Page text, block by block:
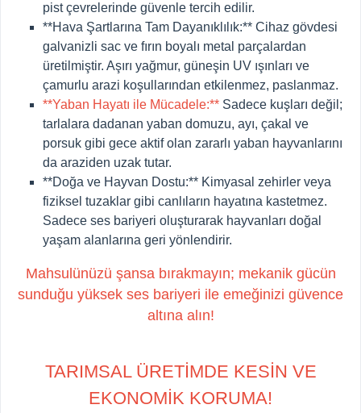
pist çevrelerinde güvenle tercih edilir.
**Hava Şartlarına Tam Dayanıklılık:** Cihaz gövdesi
galvanizli sac ve fırın boyalı metal parçalardan
üretilmiştir. Aşırı yağmur, güneşin UV ışınları ve
çamurlu arazi koşullarından etkilenmez, paslanmaz.
**Yaban Hayatı ile Mücadele:** Sadece kuşları değil;
tarlalara dadanan yaban domuzu, ayı, çakal ve
porsuk gibi gece aktif olan zararlı yaban hayvanlarını
da araziden uzak tutar.
**Doğa ve Hayvan Dostu:** Kimyasal zehirler veya
fiziksel tuzaklar gibi canlıların hayatına kastetmez.
Sadece ses bariyeri oluşturarak hayvanları doğal
yaşam alanlarına geri yönlendirir.
Mahsulünüzü şansa bırakmayın; mekanik gücün
sunduğu yüksek ses bariyeri ile emeğinizi güvence
altına alın!
TARIMSAL ÜRETİMDE KESİN VE
EKONOMİK KORUMA!